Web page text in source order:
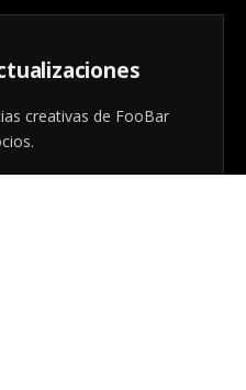
creativas de FooBar